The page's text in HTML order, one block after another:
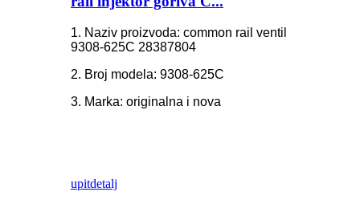
1. Naziv proizvoda: common rail ventil
9308-625C 28387804
2. Broj modela: 9308-625C
3. Marka: originalna i nova
upitdetalj